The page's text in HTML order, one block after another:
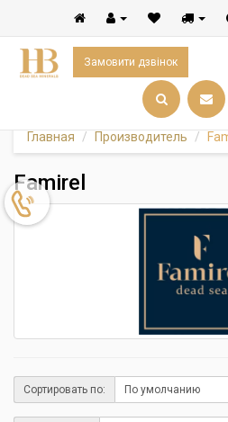
Замовити дзвінок
Главная Производитель
Famirel
Сортировать по: